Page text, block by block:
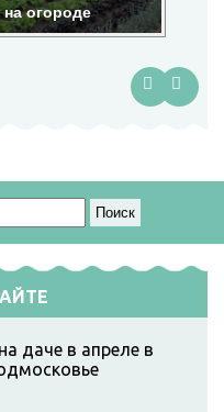
огороде
даче в апреле в